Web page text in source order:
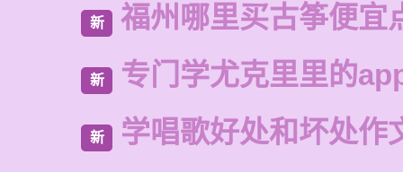
新 福州哪里买古筝便宜
新 专门学尤克里里的
新 学唱歌好处和坏处作